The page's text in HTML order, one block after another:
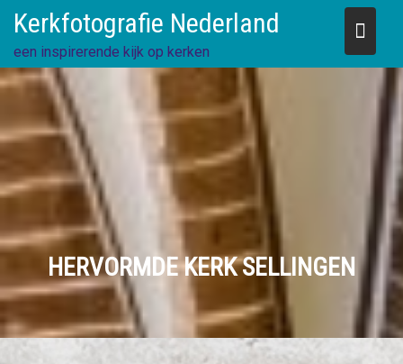
content
Kerkfotografie Nederland
een inspirerende kijk op kerken
HERVORMDE KERK SELLINGEN